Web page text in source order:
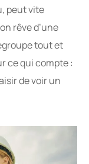
peut vite
rêve d’une
tout et
ce qui compte :
de voir un